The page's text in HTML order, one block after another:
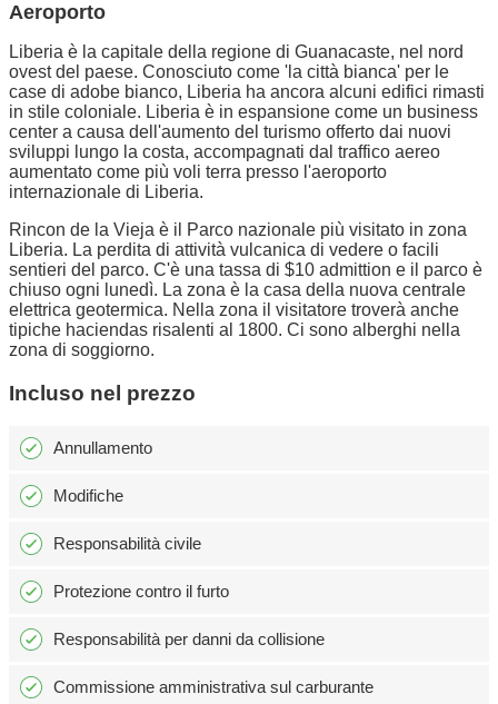
Aeroporto
Liberia è la capitale della regione di Guanacaste, nel nord
ovest del paese. Conosciuto come 'la città bianca' per le
case di adobe bianco, Liberia ha ancora alcuni edifici rimasti
in stile coloniale. Liberia è in espansione come un business
center a causa dell'aumento del turismo offerto dai nuovi
sviluppi lungo la costa, accompagnati dal traffico aereo
aumentato come più voli terra presso l'aeroporto
internazionale di Liberia.
Rincon de la Vieja è il Parco nazionale più visitato in zona
Liberia. La perdita di attività vulcanica di vedere o facili
sentieri del parco. C'è una tassa di $10 admittion e il parco è
chiuso ogni lunedì. La zona è la casa della nuova centrale
elettrica geotermica. Nella zona il visitatore troverà anche
tipiche haciendas risalenti al 1800. Ci sono alberghi nella
zona di soggiorno.
Incluso nel prezzo
Annullamento
Modifiche
Responsabilità civile
Protezione contro il furto
Responsabilità per danni da collisione
Commissione amministrativa sul carburante